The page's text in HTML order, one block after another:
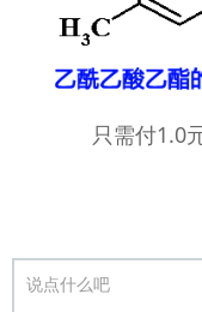
只需付1.0
说点什么吧